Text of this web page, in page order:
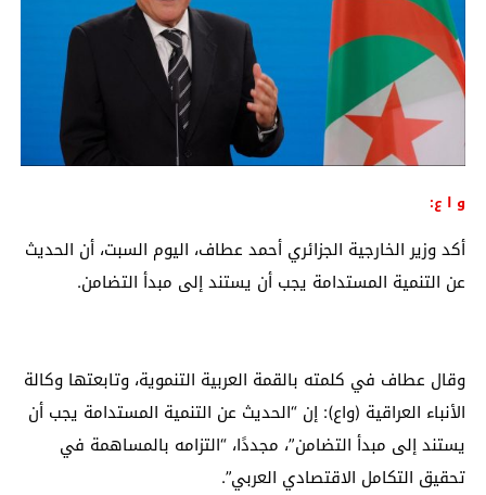
و ا ع:
أكد وزير الخارجية الجزائري أحمد عطاف، اليوم السبت، أن الحديث
عن التنمية المستدامة يجب أن يستند إلى مبدأ التضامن.
وقال عطاف في كلمته بالقمة العربية التنموية، وتابعتها وكالة
الأنباء العراقية (واع): إن “الحديث عن التنمية المستدامة يجب أن
يستند إلى مبدأ التضامن”، مجددًا، “التزامه بالمساهمة في
تحقيق التكامل الاقتصادي العربي”.